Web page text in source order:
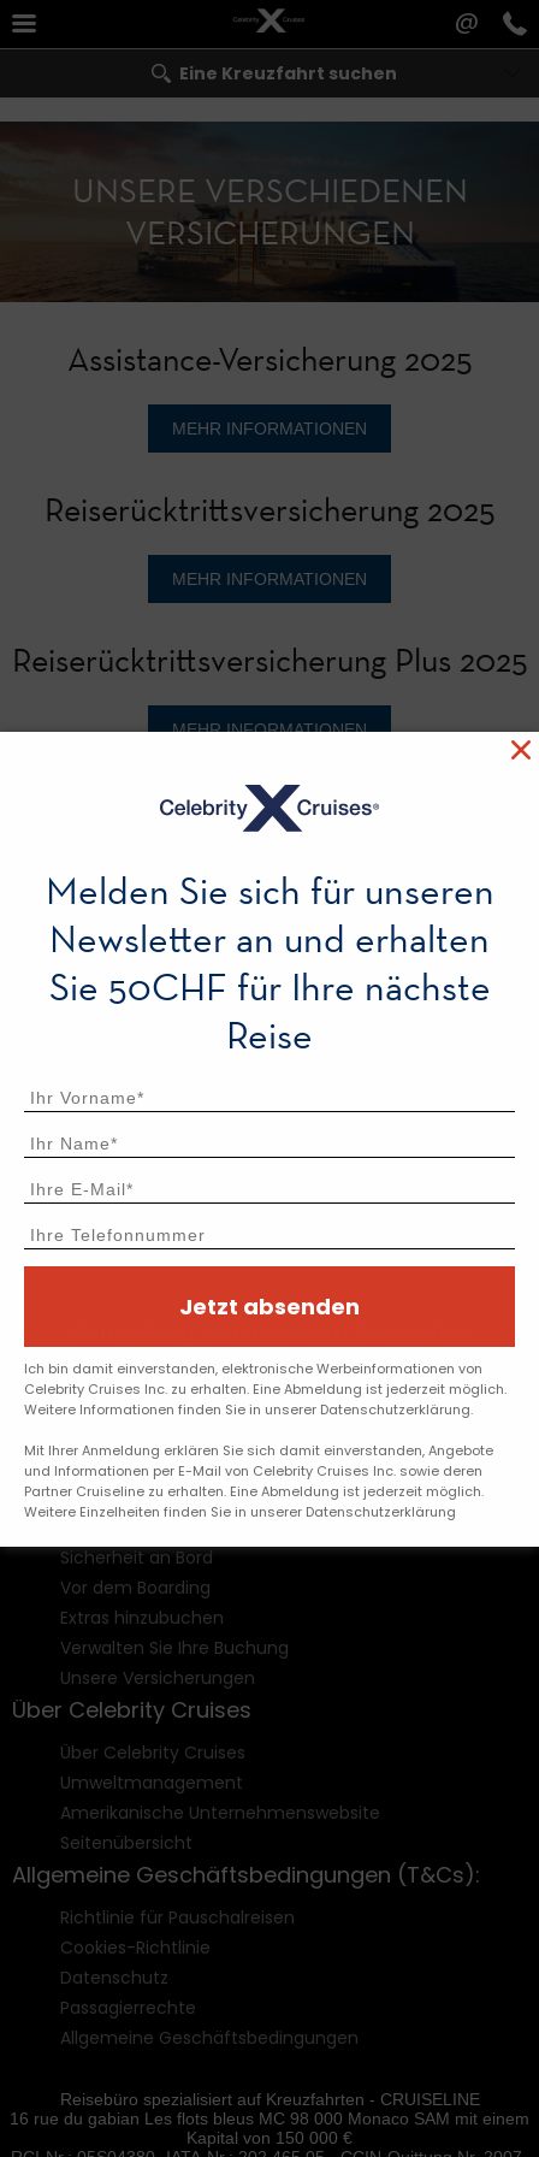
@
Eine Kreuzfahrt suchen
UNSERE VERSCHIEDENEN
VERSICHERUNGEN
Assistance-Versicherung 2025
MEHR INFORMATIONEN
Reiserücktrittsversicherung 2025
MEHR INFORMATIONEN
Reiserücktrittsversicherung Plus 2025
MEHR INFORMATIONEN
Komplettschutzversicherung 2025
MEHR INFORMATIONEN
Komplettschutzversicherung Plus 2025
MEHR INFORMATIONEN
OK
Vor dem Einsteigen
Online-Check-in
Sicherheit an Bord
Vor dem Boarding
Extras hinzubuchen
Verwalten Sie Ihre Buchung
Unsere Versicherungen
Über Celebrity Cruises
Über Celebrity Cruises
Umweltmanagement
Amerikanische Unternehmenswebsite
Seitenübersicht
Allgemeine Geschäftsbedingungen (T&Cs):
Richtlinie für Pauschalreisen
Cookies-Richtlinie
Datenschutz
Passagierrechte
Allgemeine Geschäftsbedingungen
Reisebüro spezialisiert auf Kreuzfahrten - CRUISELINE
16 rue du gabian Les flots bleus MC 98 000 Monaco SAM mit einem
Kapital von 150 000 €
Melden Sie sich für unseren
Newsletter an und erhalten
Sie 50CHF für Ihre nächste
Reise
Jetzt absenden
Ich bin damit einverstanden, elektronische Werbeinformationen von
Celebrity Cruises Inc. zu erhalten. Eine Abmeldung ist jederzeit möglich.
Weitere Informationen finden Sie in unserer Datenschutzerklärung.
Mit Ihrer Anmeldung erklären Sie sich damit einverstanden, Angebote
und Informationen per E-Mail von Celebrity Cruises Inc. sowie deren
Partner Cruiseline zu erhalten. Eine Abmeldung ist jederzeit möglich.
Weitere Einzelheiten finden Sie in unserer Datenschutzerklärung